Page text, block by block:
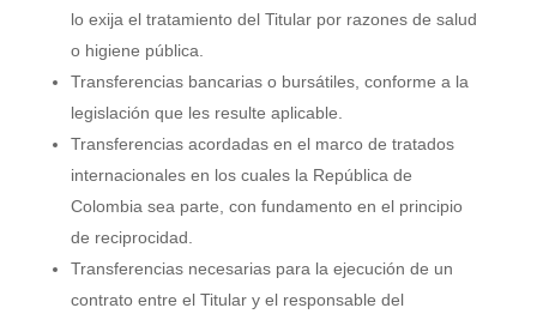
lo exija el tratamiento del Titular por razones de salud
o higiene pública.
Transferencias bancarias o bursátiles, conforme a la
legislación que les resulte aplicable.
Transferencias acordadas en el marco de tratados
internacionales en los cuales la República de
Colombia sea parte, con fundamento en el principio
de reciprocidad.
Transferencias necesarias para la ejecución de un
contrato entre el Titular y el responsable del